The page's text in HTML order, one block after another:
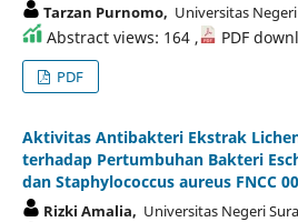
Tarzan Purnomo, Universitas
Abstract views: 164 , PDF
PDF
Aktivitas Antibakteri Ekstrak
terhadap Pertumbuhan Bakteri
dan Staphylococcus aureus FNCC
Rizki Amalia, Universitas Negeri